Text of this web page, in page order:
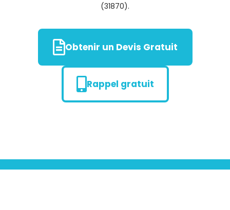
(31870).
Obtenir un Devis Gratuit
Rappel gratuit